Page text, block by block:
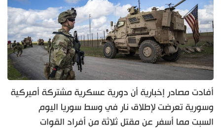
أفادت مصادر إخبارية أن دورية عسكرية مشتركة أميركية
وسورية تعرضت لإطلاق نار في وسط سوريا اليوم
السبت مما أسفر عن مقتل ثلاثة من أفراد القوات